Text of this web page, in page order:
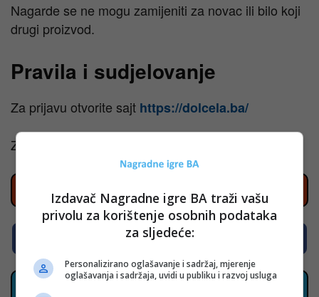
Nagarde se ne mogu zamijeniti za novac ili bilo koji
drugi proizvod.
Pravila i sudjelovanje
Za prijavu otvorite sajt https://dolcela.ba/
Za detaljna pravila kliknite na
Prati nove nagradne igre na Instagramu
Prati nove nagradne igre na Facebooku
Izdavač Nagradne igre BA traži vašu
privolu za korištenje osobnih podataka
za sljedeće:
Personalizirano oglašavanje i sadržaj, mjerenje
oglašavanja i sadržaja, uvidi u publiku i razvoj usluga